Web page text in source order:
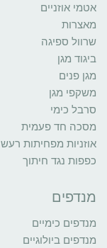
אטמי אוזניים
מאצרות
שרוול ספיגה
ביגוד מגן
מגן פנים
משקפי מגן
סרבל כימי
מסכה חד פעמית
אוזניות מפחיתות רעש
כפפות נגד חיתוך
מנדפים
מנדפים כימיים
מנדפים ביולוגיים